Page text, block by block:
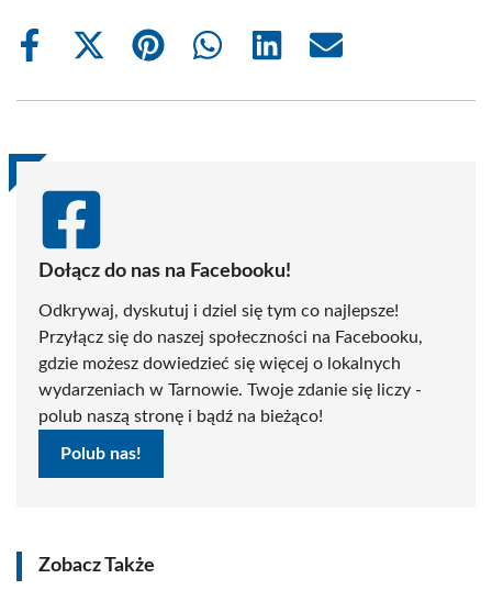
Share
Share
(Twitter)
Share
Share
Share
Share
Dołącz do nas na Facebooku!
Odkrywaj, dyskutuj i dziel się tym co najlepsze!
Przyłącz się do naszej społeczności na Facebooku,
gdzie możesz dowiedzieć się więcej o lokalnych
wydarzeniach w Tarnowie. Twoje zdanie się liczy -
polub naszą stronę i bądź na bieżąco!
Polub nas!
Zobacz Także